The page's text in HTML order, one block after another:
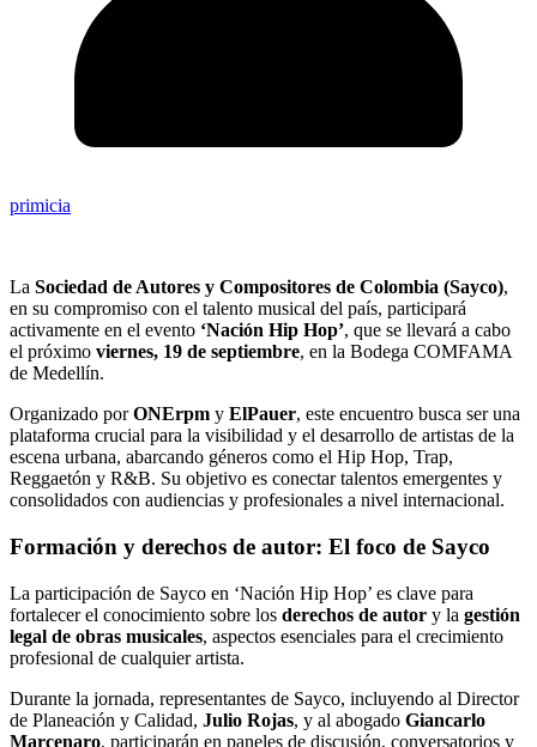
primicia
La Sociedad de Autores y Compositores de Colombia (Sayco),
en su compromiso con el talento musical del país, participará
activamente en el evento ‘Nación Hip Hop’, que se llevará a cabo
el próximo viernes, 19 de septiembre, en la Bodega COMFAMA
de Medellín.
Organizado porONErpm y ElPauer, este encuentro busca ser una
plataforma crucial para la visibilidad y el desarrollo de artistas de la
escena urbana, abarcando géneros como el Hip Hop, Trap,
Reggaetón y R&B. Su objetivo es conectar talentos emergentes y
consolidados con audiencias y profesionales a nivel internacional.
Formación y derechos de autor: El foco de Sayco
La participación de Sayco en ‘Nación Hip Hop’ es clave para
fortalecer el conocimiento sobre los derechos de autor y la gestión
legal de obras musicales, aspectos esenciales para el crecimiento
profesional de cualquier artista.
Durante la jornada, representantes de Sayco, incluyendo al Director
de Planeación y Calidad, Julio Rojas, y al abogado Giancarlo
Marcenaro, participarán en paneles de discusión, conversatorios y